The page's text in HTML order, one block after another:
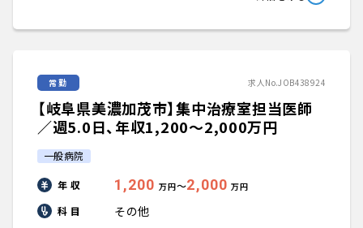
常勤 求人No.JOB438924
【岐阜県美濃加茂市】集中治療室担当医師
／週5.0日、年収1,200〜2,000万円
一般病院
年 収 1,200 万円〜2,000 万円
科 目 その他